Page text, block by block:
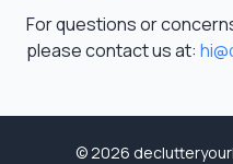
For questions or
please contact us at:
© 2026